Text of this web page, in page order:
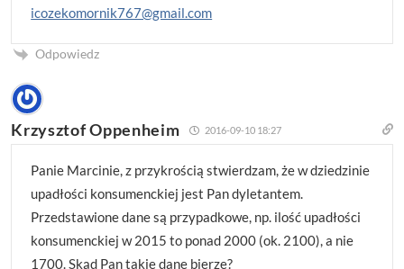
icozekomornik767@gmail.com
Odpowiedz
Krzysztof Oppenheim 2016-09-10 18:27
Panie Marcinie, z przykrością stwierdzam, że w dziedzinie
upadłości konsumenckiej jest Pan dyletantem.
Przedstawione dane są przypadkowe, np. ilość upadłości
konsumenckiej w 2015 to ponad 2000 (ok. 2100), a nie
1700. Skąd Pan takie dane bierze?